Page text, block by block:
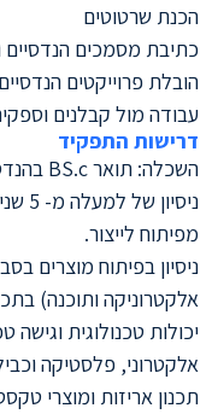
הכנת שרטוטים
כתיבת מסמכים הנדסיים
הובלת פרוייקטים הנדסיים
עבודה מול קבלנים
דרישות התפקיד
השכלה: תואר BS.c בהנדסת מכונות
מפיתוח לייצור.
ניסיון בפיתוח מוצרים
אלקטרוניקה ותוכנה)
יכולות טכנולוגית
אלקטרוני, פלסטיקה
תכנון אריזות ומוצרי